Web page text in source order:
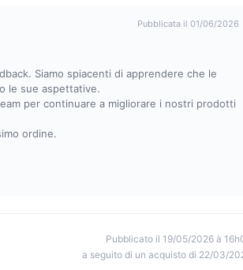
Pubblicata il 01/06/2026
Siamo spiacenti di apprendere che le
le sue aspettative.
per continuare a migliorare i nostri prodotti
ordine.
Pubblicato il 19/05/2026 à
a seguito di un acquisto di 22/03/